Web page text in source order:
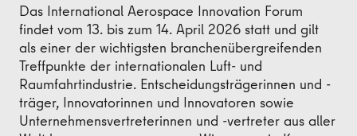
Das International Aerospace Innovation Forum
findet vom 13. bis zum 14. April 2026 statt und gilt
als einer der wichtigsten branchenübergreifenden
Treffpunkte der internationalen Luft- und
Raumfahrtindustrie. Entscheidungsträgerinnen und -
träger, Innovatorinnen und Innovatoren sowie
Unternehmensvertreterinnen und -vertreter aus aller